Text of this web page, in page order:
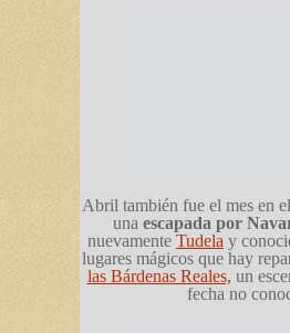
Abril también fue el mes en
una escapada por
nuevamente Tudela y
lugares mágicos que hay
las Bárdenas Reales, un
fecha no